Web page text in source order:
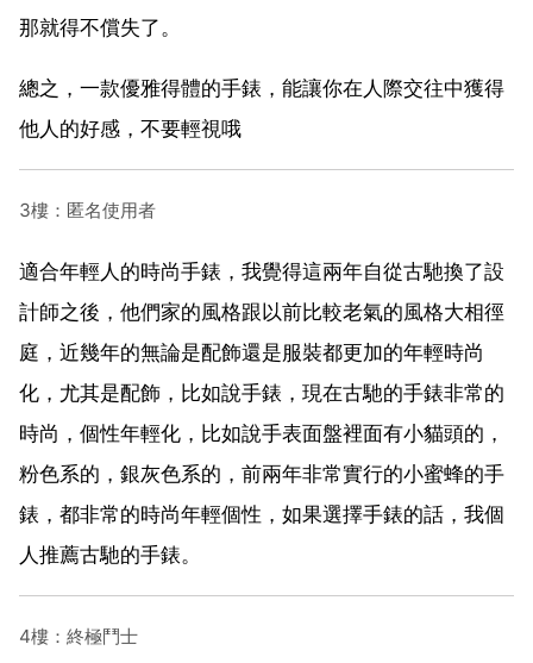
那就得不償失了。
總之，一款優雅得體的手錶，能讓你在人際交往中獲得
他人的好感，不要輕視哦
3樓：匿名使用者
適合年輕人的時尚手錶，我覺得這兩年自從古馳換了設
計師之後，他們家的風格跟以前比較老氣的風格大相徑
庭，近幾年的無論是配飾還是服裝都更加的年輕時尚
化，尤其是配飾，比如說手錶，現在古馳的手錶非常的
時尚，個性年輕化，比如說手表面盤裡面有小貓頭的，
粉色系的，銀灰色系的，前兩年非常實行的小蜜蜂的手
錶，都非常的時尚年輕個性，如果選擇手錶的話，我個
人推薦古馳的手錶。
4樓：終極鬥士